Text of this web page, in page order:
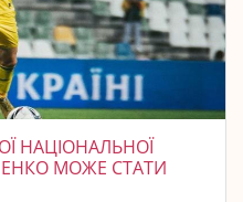
НАЦІОНАЛЬНОЇ
МОЖЕ СТАТИ